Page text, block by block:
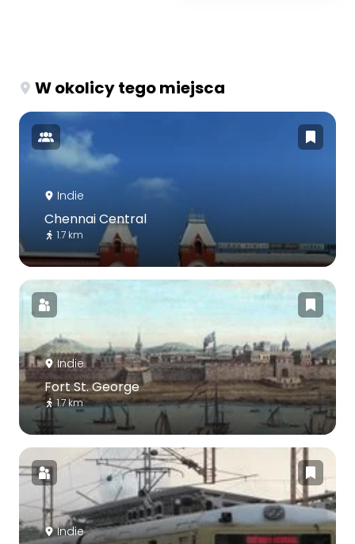
W okolicy tego miejsca
Indie
Chennai Central
1.7 km
Indie
Fort St. George
1.7 km
Indie